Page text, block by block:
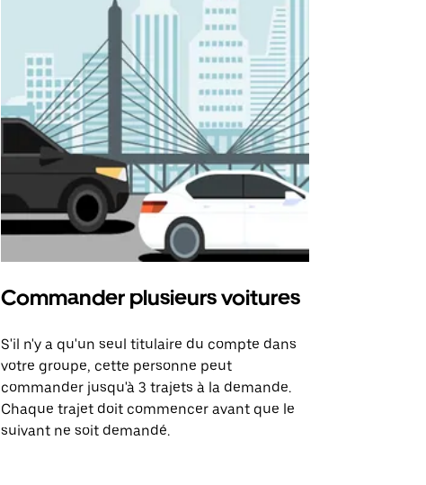
Commander plusieurs voitures
S'il n'y a qu'un seul titulaire du compte dans
votre groupe, cette personne peut
commander jusqu'à 3 trajets à la demande.
Chaque trajet doit commencer avant que le
suivant ne soit demandé.